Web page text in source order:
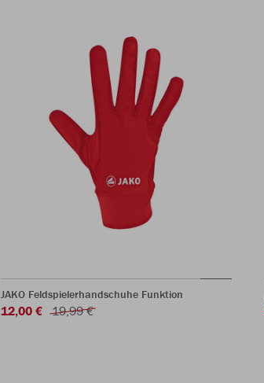
JAKO Feldspielerhandschuhe Funktion
12,00 € 19,99 €